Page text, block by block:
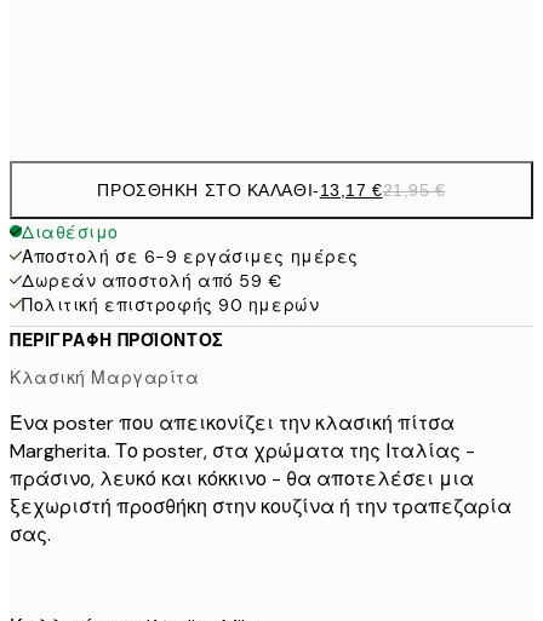
ΠΡΟΣΘΉΚΗ ΣΤΟ ΚΑΛΆΘΙ-13,17 €21,95 €
Διαθέσιμο
Αποστολή σε 6-9 εργάσιμες ημέρες
Δωρεάν αποστολή από 59 €
Πολιτική επιστροφής 90 ημερών
ΠΕΡΙΓΡΑΦΉ ΠΡΟΪΌΝΤΟΣ
Κλασική Μαργαρίτα
Ένα poster που απεικονίζει την κλασική πίτσα
Margherita. Το poster, στα χρώματα της Ιταλίας -
πράσινο, λευκό και κόκκινο - θα αποτελέσει μια
ξεχωριστή προσθήκη στην κουζίνα ή την τραπεζαρία
σας.